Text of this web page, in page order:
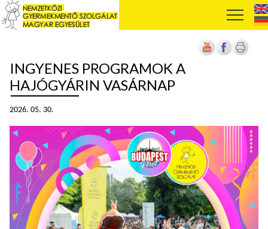
INGYENES PROGRAMOK A
HAJÓGYÁRIN VASÁRNAP
2026. 05. 30.